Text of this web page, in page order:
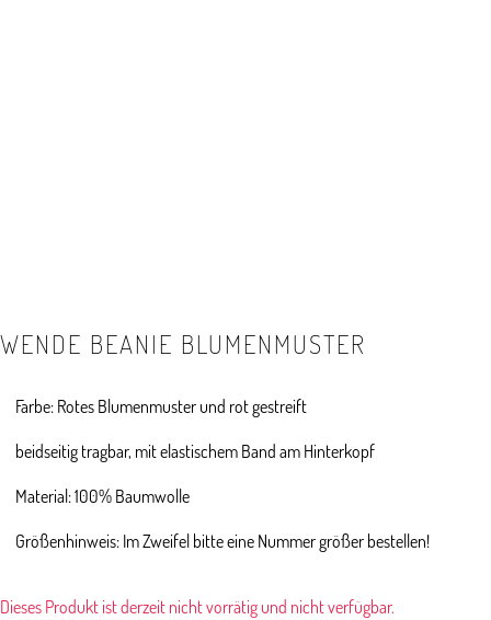
WENDE BEANIE BLUMENMUSTER
Farbe: Rotes Blumenmuster und rot gestreift
beidseitig tragbar, mit elastischem Band am Hinterkopf
Material: 100% Baumwolle
Größenhinweis: Im Zweifel bitte eine Nummer größer bestellen!
Dieses Produkt ist derzeit nicht vorrätig und nicht verfügbar.